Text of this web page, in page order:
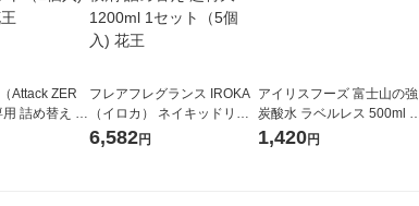
Attack ZER
詰め替え メ
1セット
剤 花王
フレアフレグランス IROKA
（イロカ） ネイキッドリリ
ーの香り 柔軟剤 詰め替え 超
特大 1200ml 1セット（5個
6,582円
アイリスフーズ 富士山の強
炭酸水 ラベルレス 500ml 1
箱（24本入）
1,420円